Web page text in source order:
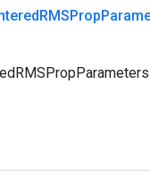
RMSProp